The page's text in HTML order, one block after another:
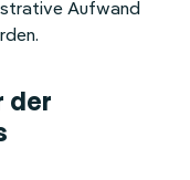
Aufwand
der